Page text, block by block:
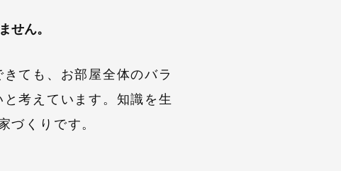
せん。
ても、お部屋全体のバラ
考えています。知識を生
くりです。